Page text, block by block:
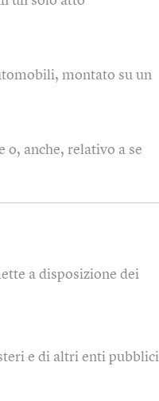
montato su un
o, anche, relativo a se
a disposizione dei
e di altri enti pubblici